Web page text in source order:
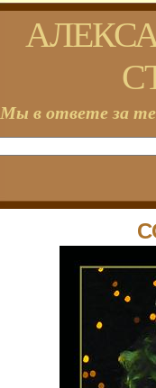
Мы в ответе за